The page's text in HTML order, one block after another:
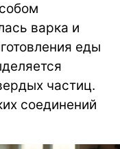
варка и
еды
частиц.
соединений